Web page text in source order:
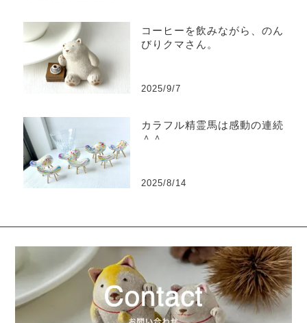
コーヒーを飲みながら、のん
びりクマさん。
2025/9/7
カラフル精霊馬は感動の連続
＾＾
2025/8/14